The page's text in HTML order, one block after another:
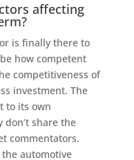
affecting
is finally there to
how competent
competitiveness of
investment. The
to its own
share the
commentators.
automotive